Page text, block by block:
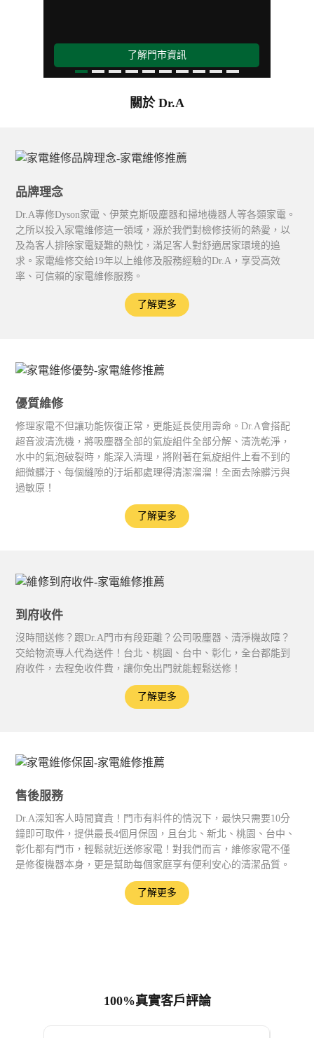
了解門市資訊
關於 Dr.A
品牌理念
Dr.A專修Dyson家電、伊萊克斯吸塵器和掃地機器人等各類家電。
之所以投入家電維修這一領域，源於我們對檢修技術的熱愛，以
及為客人排除家電疑難的熱忱，滿足客人對舒適居家環境的追
求。家電維修交給19年以上維修及服務經驗的Dr.A，享受高效
率、可信賴的家電維修服務。
了解更多
優質維修
修理家電不但讓功能恢復正常，更能延長使用壽命。Dr.A會搭配
超音波清洗機，將吸塵器全部的氣旋組件全部分解、清洗乾淨，
水中的氣泡破裂時，能深入清理，將附著在氣旋組件上看不到的
細微髒汙、每個縫隙的汙垢都處理得清潔溜溜！全面去除髒污與
過敏原！
了解更多
到府收件
沒時間送修？跟Dr.A門市有段距離？公司吸塵器、清淨機故障？
交給物流專人代為送件！台北、桃園、台中、彰化，全台都能到
府收件，去程免收件費，讓你免出門就能輕鬆送修！
了解更多
售後服務
Dr.A深知客人時間寶貴！門市有料件的情況下，最快只需要10分
鐘即可取件，提供最長4個月保固，且台北、新北、桃園、台中、
彰化都有門市，輕鬆就近送修家電！對我們而言，維修家電不僅
是修復機器本身，更是幫助每個家庭享有便利安心的清潔品質。
了解更多
100%真實客戶評論